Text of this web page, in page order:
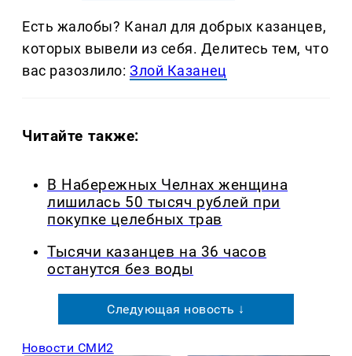
Есть жалобы? Канал для добрых казанцев,
которых вывели из себя. Делитеcь тем, что
вас разозлило:Злой Казанец
Читайте также:
В Набережных Челнах женщина
лишилась 50 тысяч рублей при
покупке целебных трав
Тысячи казанцев на 36 часов
останутся без воды
Следующая новость ↓
Новости СМИ2